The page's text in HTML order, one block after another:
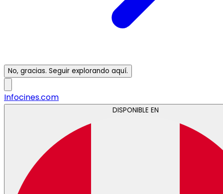
No, gracias. Seguir explorando aquí.
Infocines.com
DISPONIBLE EN